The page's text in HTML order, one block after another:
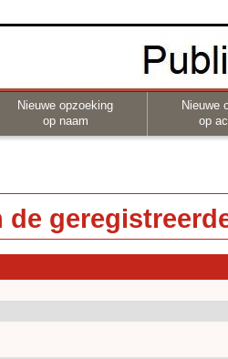
Nieuwe opzoeking
op naam
Nieuwe
op
de